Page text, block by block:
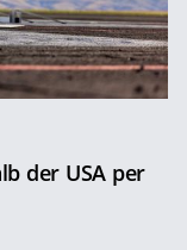
der USA per